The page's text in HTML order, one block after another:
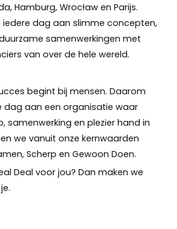
Hamburg, Wrocław en Parijs.
iedere dag aan slimme concepten,
samenwerkingen met
van over de hele wereld.
begint bij mensen. Daarom
dag aan een organisatie waar
samenwerking en plezier hand in
we vanuit onze kernwaarden
Scherp en Gewoon Doen.
Deal voor jou? Dan maken we